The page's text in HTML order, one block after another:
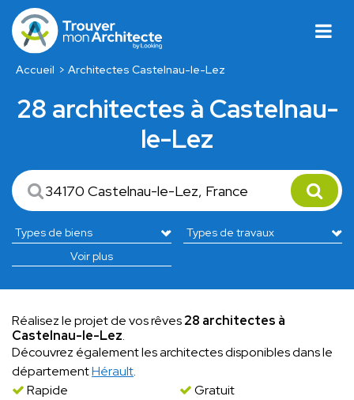
Accueil Architectes Castelnau-le-Lez
28 architectes à Castelnau-
le-Lez
Voir plus
Réalisez le projet de vos rêves28 architectes à
Castelnau-le-Lez.
Découvrez également les architectes disponibles dans le
départementHérault.
Rapide
Gratuit